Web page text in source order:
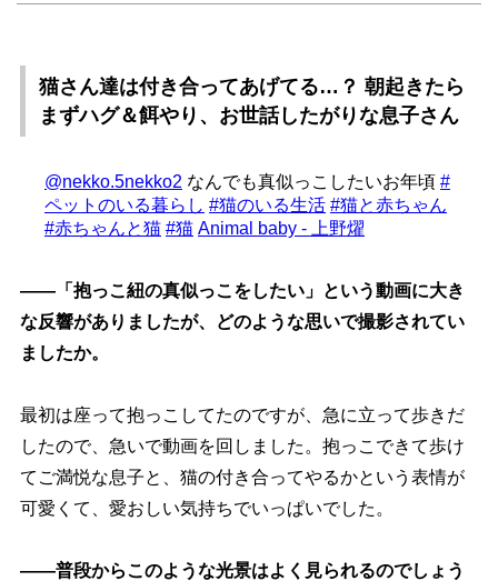
猫さん達は付き合ってあげてる…？ 朝起きたら
まずハグ＆餌やり、お世話したがりな息子さん
@nekko.5nekko2 なんでも真似っこしたいお年頃 #
ペットのいる暮らし #猫のいる生活 #猫と赤ちゃん
#赤ちゃんと猫 #猫 Animal baby - 上野燿
――「抱っこ紐の真似っこをしたい」という動画に大き
な反響がありましたが、どのような思いで撮影されてい
ましたか。
最初は座って抱っこしてたのですが、急に立って歩きだ
したので、急いで動画を回しました。抱っこできて歩け
てご満悦な息子と、猫の付き合ってやるかという表情が
可愛くて、愛おしい気持ちでいっぱいでした。
――普段からこのような光景はよく見られるのでしょう